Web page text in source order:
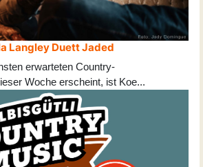
Langley Duett Jaded
erwarteten Country-
Woche erscheint, ist Koe...